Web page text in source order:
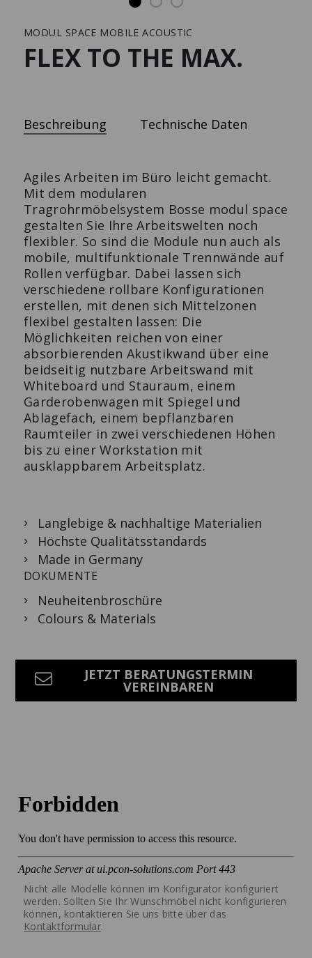
Der Design-Klassiker.
Der multifunktionale
Solutions
Presse
MODUL SPACE MOBILE ACOUSTIC
FLEX TO THE MAX.
Beschreibung Technische Daten
Agiles Arbeiten im Büro leicht gemacht.
Mit dem modularen
Tragrohrmöbelsystem Bosse modul space
gestalten Sie Ihre Arbeitswelten noch
flexibler. So sind die Module nun auch als
mobile, multifunktionale Trennwände auf
Rollen verfügbar. Dabei lassen sich
verschiedene rollbare Konfigurationen
erstellen, mit denen sich Mittelzonen
flexibel gestalten lassen: Die
Möglichkeiten reichen von einer
absorbierenden Akustikwand über eine
beidseitig nutzbare Arbeitswand mit
Whiteboard und Stauraum, einem
Garderobenwagen mit Spiegel und
Ablagefach, einem bepflanzbaren
Raumteiler in zwei verschiedenen Höhen
bis zu einer Workstation mit
ausklappbarem Arbeitsplatz.
Langlebige & nachhaltige Materialien
Höchste Qualitätsstandards
Made in Germany
DOKUMENTE
Neuheitenbroschüre
Colours & Materials
JETZT BERATUNGSTERMIN
VEREINBAREN
Nicht alle Modelle können im Konfigurator konfiguriert
werden. Sollten Sie Ihr Wunschmöbel nicht konfigurieren
können, kontaktieren Sie uns bitte über das
Kontaktformular.